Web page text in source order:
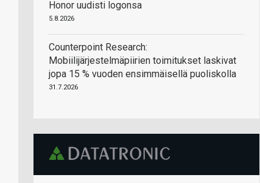
Honor uudisti logonsa
5.8.2026
Counterpoint Research:
Mobiilijärjestelmäpiirien toimitukset laskivat
jopa 15 % vuoden ensimmäisellä puoliskolla
31.7.2026